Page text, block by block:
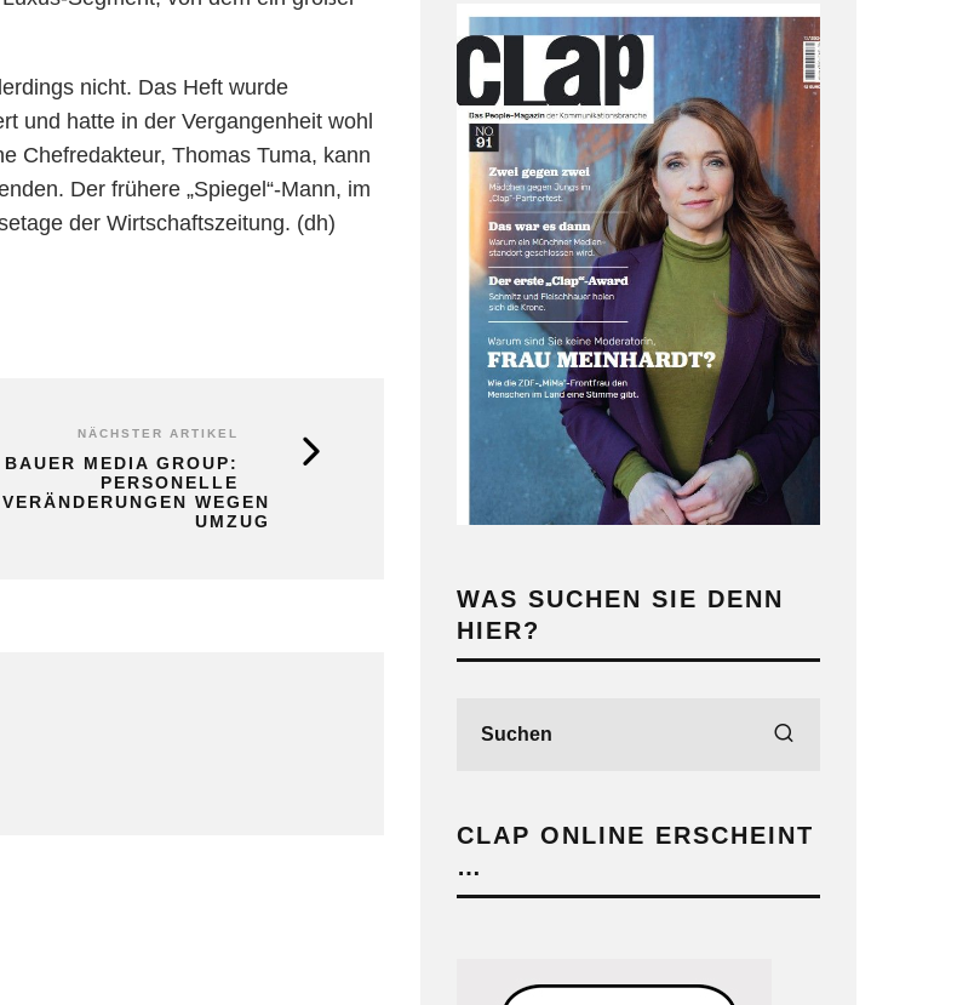
nicht. Das Heft wurde
und hatte in der Vergangenheit wohl
Chefredakteur, Thomas Tuma, kann
Der frühere „Spiegel“-Mann, im
der Wirtschaftszeitung. (dh)
NÄCHSTER ARTIKEL
BAUER MEDIA GROUP:
PERSONELLE
VERÄNDERUNGEN WEGEN
UMZUG
WAS SUCHEN SIE DENN
HIER?
CLAP ONLINE ERSCHEINT
…